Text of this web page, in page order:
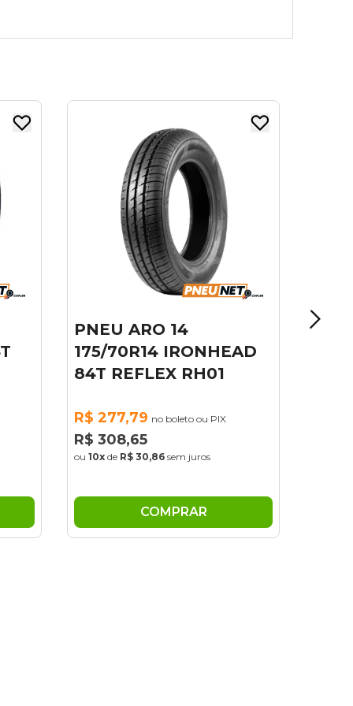
PNEU ARO 14
175/75R14 XBRI 86T
FORZA A/T F2
R$ 295,45 no boleto ou PIX
R$ 328,28
deR$ 32,83sem juros
COMPRAR